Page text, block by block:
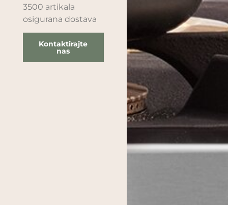
3500 artikala
osigurana dostava
Kontaktirajte
nas